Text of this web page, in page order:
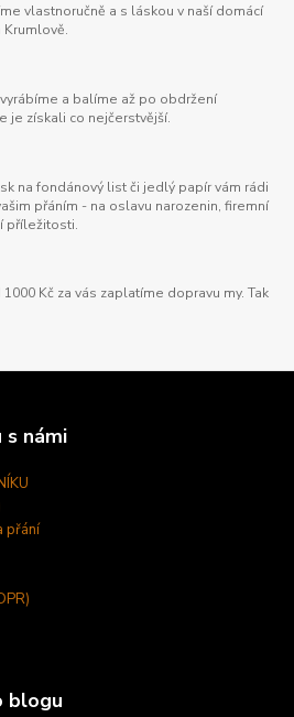
vlastnoručně a s láskou v naší domácí
Krumlově.
a balíme až po obdržení
je získali co nejčerstvější.
na fondánový list či jedlý papír vám rádi
přáním - na oslavu narozenin, firemní
příležitosti.
Kč za vás zaplatíme dopravu my. Tak
s námi
přání
blogu